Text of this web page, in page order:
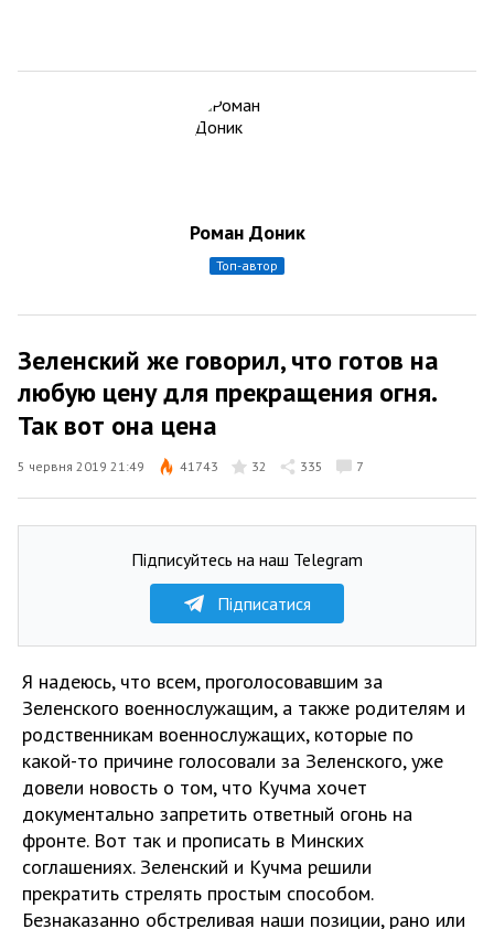
Роман Доник
топ-автор
Зеленский же говорил, что готов на
любую цену для прекращения огня.
Так вот она цена
5 червня 2019 21:49 41743 32 335 7
Підписуйтесь на наш Telegram
Підписатися
Я надеюсь, что всем, проголосовавшим за
Зеленского военнослужащим, а также родителям и
родственникам военнослужащих, которые по
какой-то причине голосовали за Зеленского, уже
довели новость о том, что Кучма хочет
документально запретить ответный огонь на
фронте. Вот так и прописать в Минских
соглашениях. Зеленский и Кучма решили
прекратить стрелять простым способом.
Безнаказанно обстреливая наши позиции, рано или